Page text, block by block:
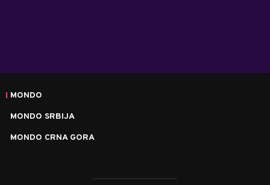
MONDO
MONDO SRBIJA
MONDO CRNA GORA